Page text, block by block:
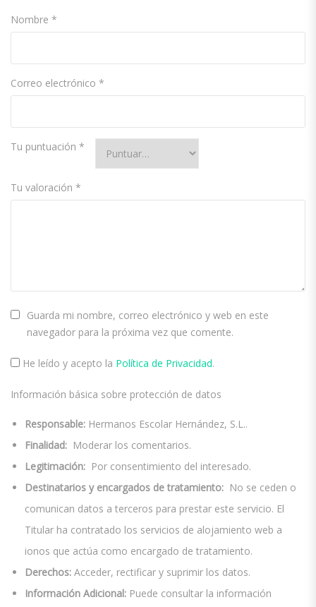
Nombre *
Correo electrónico *
Tu puntuación *
Tu valoración *
Guarda mi nombre, correo electrónico y web en este
navegador para la próxima vez que comente.
He leído y acepto la Política de Privacidad.
Información básica sobre protección de datos
Responsable: Hermanos Escolar Hernández, S.L..
Finalidad: Moderar los comentarios.
Legitimación: Por consentimiento del interesado.
Destinatarios y encargados de tratamiento: No se ceden o
comunican datos a terceros para prestar este servicio. El
Titular ha contratado los servicios de alojamiento web a
ionos que actúa como encargado de tratamiento.
Derechos: Acceder, rectificar y suprimir los datos.
Información Adicional: Puede consultar la información